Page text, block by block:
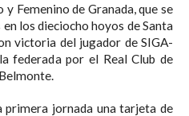
Femenino de Granada, que se
los dieciocho hoyos de Santa
victoria del jugador de SIGA-
federada por el Real Club de
primera jornada una tarjeta de